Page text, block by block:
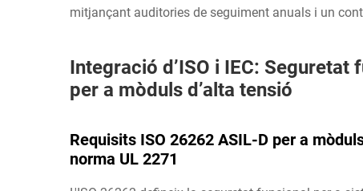
mitjançant auditories de seguiment anuals i un
Integració d’ISO i IEC:
per a mòduls d’alta tensió
Requisits ISO 26262 ASIL-D per a
norma UL 2271